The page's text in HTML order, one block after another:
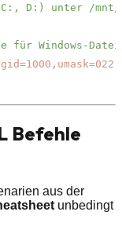
(C:, D:) unter /​mnt/
für Windows-
Befehle
aus der
unbedingt